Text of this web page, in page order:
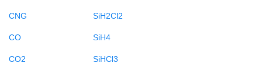
CNG
CO
CO2
SiH2Cl2
SiH4
SiHCl3